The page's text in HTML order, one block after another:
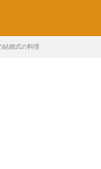
結婚式の料理